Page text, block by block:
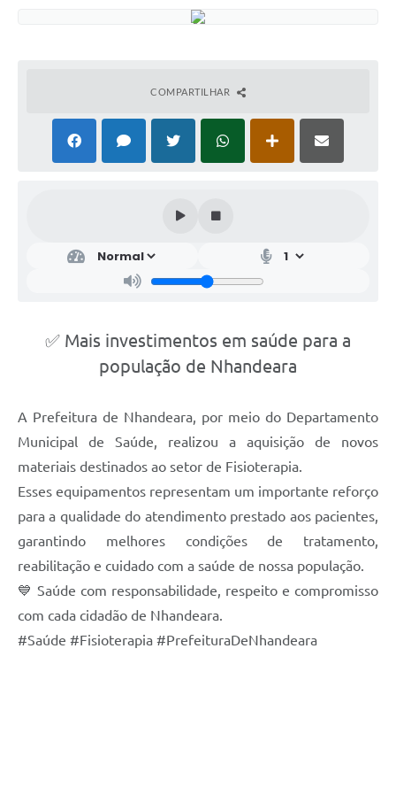
COMPARTILHAR
✅ Mais investimentos em saúde para a
população de Nhandeara
A Prefeitura de Nhandeara, por meio do Departamento
Municipal de Saúde, realizou a aquisição de novos
materiais destinados ao setor de Fisioterapia.
Esses equipamentos representam um importante reforço
para a qualidade do atendimento prestado aos pacientes,
garantindo melhores condições de tratamento,
reabilitação e cuidado com a saúde de nossa população.
💙 Saúde com responsabilidade, respeito e compromisso
com cada cidadão de Nhandeara.
#Saúde #Fisioterapia #PrefeituraDeNhandeara